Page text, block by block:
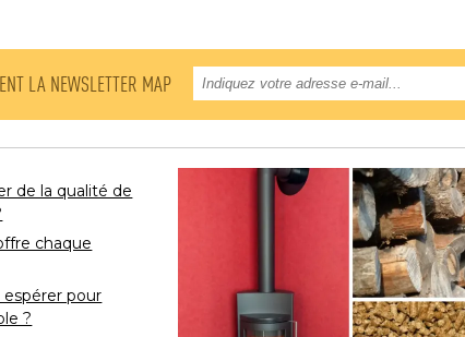
LA NEWSLETTER MAP
de la qualité de
chaque
pour
?